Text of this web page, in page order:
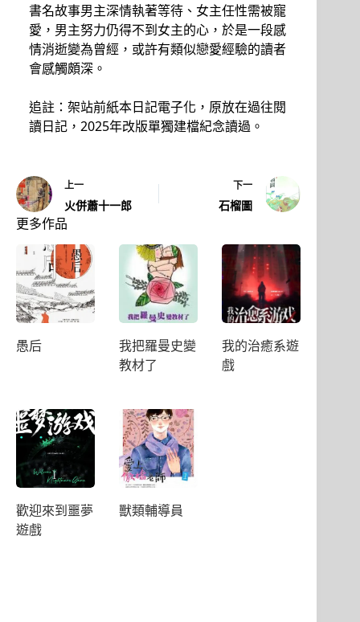
書名故事男主深情執著等待、女主任性需被寵
愛，男主努力仍得不到女主的心，於是一段感
情消逝變為曾經，或許有類似戀愛經驗的讀者
會感觸頗深。
追註：架站前紙本日記電子化，原放在過往閱
讀日記，2025年改版單獨建檔紀念讀過。
上一
火併蕭十一郎
下一
石榴圖
更多作品
愚后
我把羅曼史變
教材了
我的治癒系遊
戲
歡迎來到噩夢
遊戲
獸類輔導員